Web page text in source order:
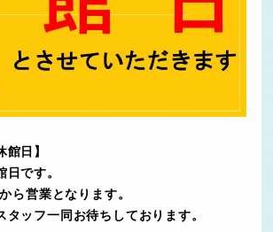
館日】
日です。
ら営業となります。
タッフ一同お待ちしております。